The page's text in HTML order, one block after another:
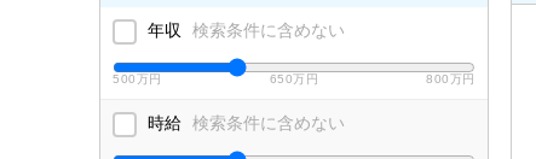
年収 検索条件に含めない
500万円 650万円 800万円
時給 検索条件に含めない